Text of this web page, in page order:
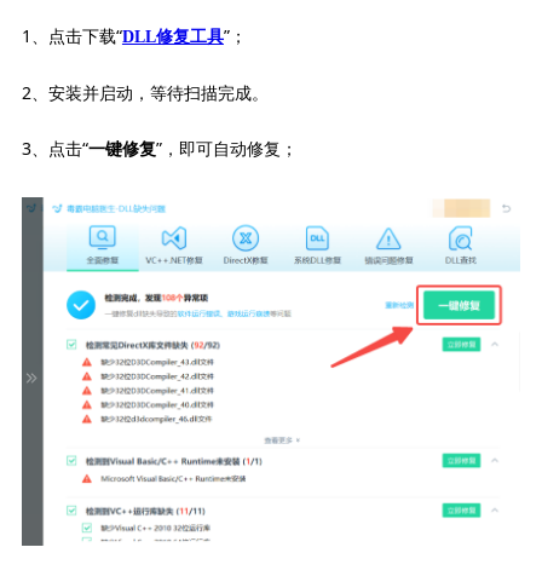
1、点击下载“DLL修复工具”；
2、安装并启动，等待扫描完成。
3、点击“一键修复”，即可自动修复；